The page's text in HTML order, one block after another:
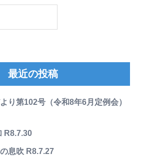
最近の投稿
り第102号（令和8年6月定例会）
R8.7.30
息吹 R8.7.27